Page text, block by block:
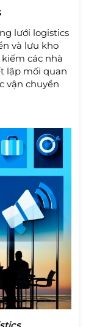
lưới logistics
và lưu kho
các nhà
lập mối quan
vận chuyển